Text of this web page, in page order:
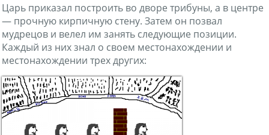
Царь приказал построить во дворе трибуны, а в центре
— прочную кирпичную стену. Затем он позвал
мудрецов и велел им занять следующие позиции.
Каждый из них знал о своем местонахождении и
местонахождении трех других: